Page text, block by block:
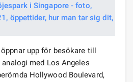
upp för besökare till
med Los Angeles
Hollywood Boulevard,